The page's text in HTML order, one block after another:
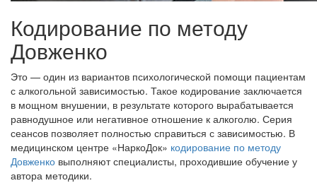
Кодирование по методу
Довженко
Это — один из вариантов психологической помощи пациентам
с алкогольной зависимостью. Такое кодирование заключается
в мощном внушении, в результате которого вырабатывается
равнодушное или негативное отношение к алкоголю. Серия
сеансов позволяет полностью справиться с зависимостью. В
медицинском центре «НаркоДок» кодирование по методу
Довженко выполняют специалисты, проходившие обучение у
автора методики.